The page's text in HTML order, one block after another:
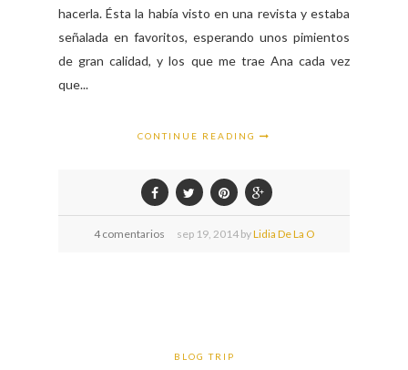
hacerla. Ésta la había visto en una revista y estaba
señalada en favoritos, esperando unos pimientos
de gran calidad, y los que me trae Ana cada vez
que...
CONTINUE READING
4 comentarios sep 19, 2014 byLidia De La O
BLOG TRIP